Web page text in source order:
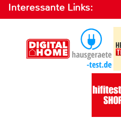
Interessante Links: